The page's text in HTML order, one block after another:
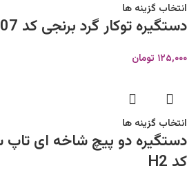
انتخاب گزینه ها
دستگیره توکار گرد برنجی کد 107
۱۲۵,۰۰۰ تومان
انتخاب گزینه ها
دستگیره دو پیچ شاخه ای تاپ
کد H2